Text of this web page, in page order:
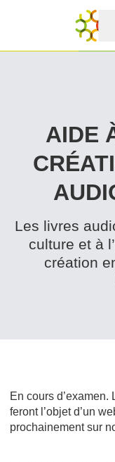
AIDE
Les livres
culture et à
création
En cours
feront l’objet d’un
prochaine­ment sur